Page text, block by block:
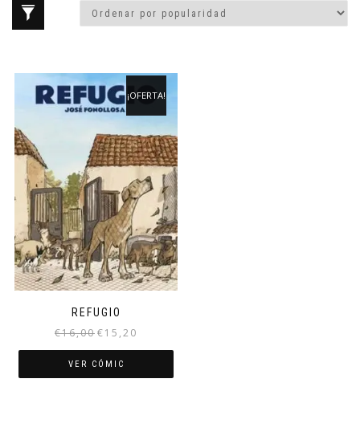
REFUGIO
¡OFERTA!
€16,00 El
original
era:
€15,20
es:
VER CÓMIC